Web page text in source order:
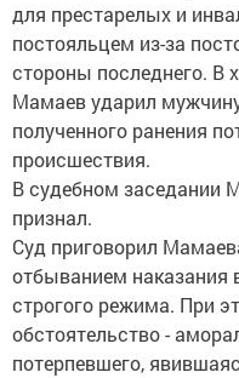
для престарелых и
постояльцем из-за
стороны последнего. В
Мамаев ударил
полученного ранения
происшествия.
В судебном заседании
признал.
Суд приговорил
отбыванием наказания
строгого режима. При
обстоятельство -
потерпевшего,